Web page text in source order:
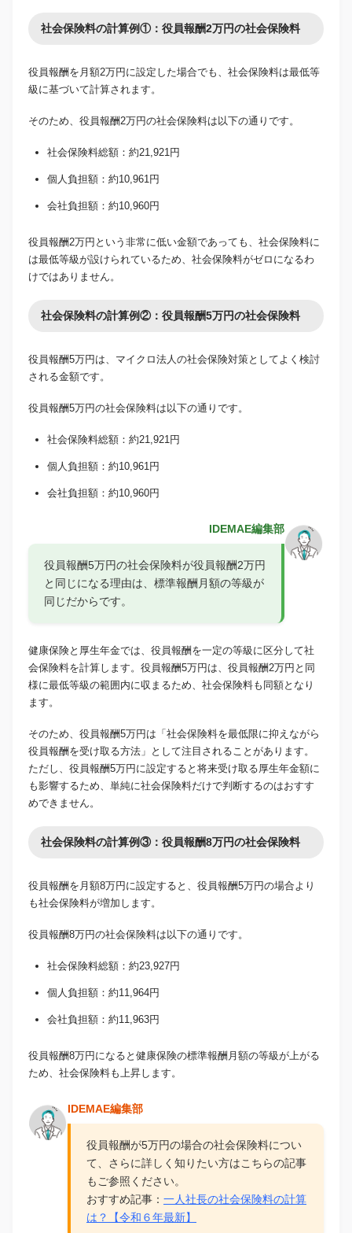
社会保険料の計算例①：役員報酬2万円の社会保険料
役員報酬を月額2万円に設定した場合でも、社会保険料は最低等
級に基づいて計算されます。
そのため、役員報酬2万円の社会保険料は以下の通りです。
社会保険料総額：約21,921円
個人負担額：約10,961円
会社負担額：約10,960円
役員報酬2万円という非常に低い金額であっても、社会保険料に
は最低等級が設けられているため、社会保険料がゼロになるわ
けではありません。
社会保険料の計算例②：役員報酬5万円の社会保険料
役員報酬5万円は、マイクロ法人の社会保険対策としてよく検討
される金額です。
役員報酬5万円の社会保険料は以下の通りです。
社会保険料総額：約21,921円
個人負担額：約10,961円
会社負担額：約10,960円
IDEMAE編集部
役員報酬5万円の社会保険料が役員報酬2万円
と同じになる理由は、標準報酬月額の等級が
同じだからです。
健康保険と厚生年金では、役員報酬を一定の等級に区分して社
会保険料を計算します。役員報酬5万円は、役員報酬2万円と同
様に最低等級の範囲内に収まるため、社会保険料も同額となり
ます。
そのため、役員報酬5万円は「社会保険料を最低限に抑えながら
役員報酬を受け取る方法」として注目されることがあります。
ただし、役員報酬5万円に設定すると将来受け取る厚生年金額に
も影響するため、単純に社会保険料だけで判断するのはおすす
めできません。
社会保険料の計算例③：役員報酬8万円の社会保険料
役員報酬を月額8万円に設定すると、役員報酬5万円の場合より
も社会保険料が増加します。
役員報酬8万円の社会保険料は以下の通りです。
社会保険料総額：約23,927円
個人負担額：約11,964円
会社負担額：約11,963円
役員報酬8万円になると健康保険の標準報酬月額の等級が上がる
ため、社会保険料も上昇します。
IDEMAE編集部
役員報酬が5万円の場合の社会保険料につい
て、さらに詳しく知りたい方はこちらの記事
もご参照ください。
おすすめ記事： 一人社長の社会保険料の計算
は？【令和６年最新】